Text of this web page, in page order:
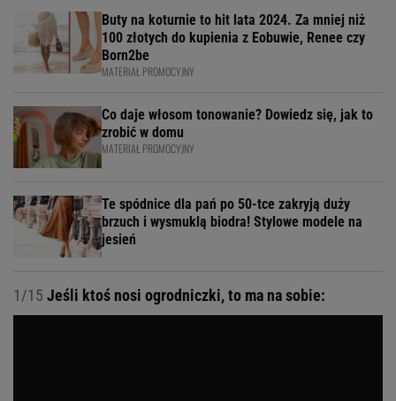
Buty na koturnie to hit lata 2024. Za mniej niż
100 złotych do kupienia z Eobuwie, Renee czy
Born2be
MATERIAŁ PROMOCYJNY
Co daje włosom tonowanie? Dowiedz się, jak to
zrobić w domu
MATERIAŁ PROMOCYJNY
Te spódnice dla pań po 50-tce zakryją duży
brzuch i wysmuklą biodra! Stylowe modele na
jesień
1/15 Jeśli ktoś nosi ogrodniczki, to ma na sobie: